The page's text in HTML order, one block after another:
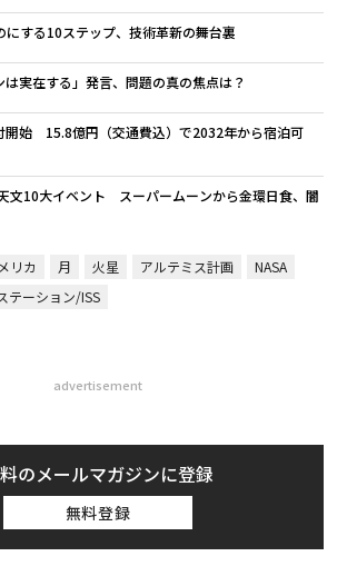
にする10ステップ、技術革新の舞台裏
実在する」発言、問題の真の焦点は？
開始 15.8億円（交通費込）で2032年から宿泊可
文10大イベント スーパームーンから金環日食、闇
リカ 月 火星 アルテミス計画
NASA
テーション/ISS
advertisement
のメールマガジンに登録
無料登録